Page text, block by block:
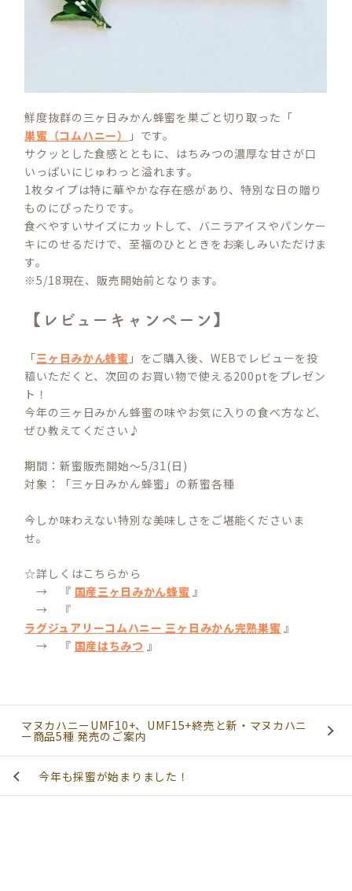
鮮度抜群の三ヶ日みかん蜂蜜を巣ごと切り取った「
巣蜜（コムハニー）
」です。
サクッとした食感とともに、はちみつの濃厚な甘さが口
いっぱいにじゅわっと溢れます。
1枚タイプは特に華やかな存在感があり、特別な日の贈り
ものにぴったりです。
食べやすいサイズにカットして、バニラアイスやパンケー
キにのせるだけで、至福のひとときをお楽しみいただけま
す。
※5/18現在、販売開始前となります。
【レビューキャンペーン】
「三ヶ日みかん蜂蜜 」をご購入後、WEBでレビューを投
稿いただくと、次回のお買い物で使える200ptをプレゼン
ト！
今年の三ヶ日みかん蜂蜜の味やお気に入りの食べ方など、
ぜひ教えてください♪
期間：新蜜販売開始～5/31(日)
対象：「三ヶ日みかん蜂蜜」の新蜜各種
今しか味わえない特別な美味しさをご堪能くださいま
せ。
☆詳しくはこちらから
→ 『 国産三ヶ日みかん蜂蜜 』
→ 『
ラグジュアリーコムハニー 三ヶ日みかん完熟巣蜜 』
→ 『 国産はちみつ 』
マヌカハニーUMF10+、UMF15+終売と新・マヌカハニ
ー商品5種 発売のご案内
今年も採蜜が始まりました！